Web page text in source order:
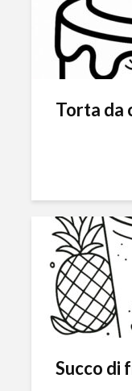
Torta da
Succo di